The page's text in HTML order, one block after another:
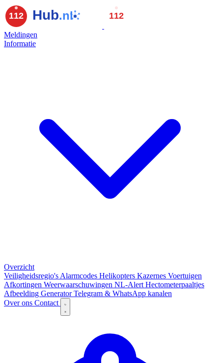
Meldingen
Informatie
Overzicht
Veiligheidsregio's Alarmcodes Helikopters Kazernes Voertuigen
Afkortingen Weerwaarschuwingen NL-Alert Hectometerpaaltjes
Afbeelding GeneratorTelegram & WhatsApp kanalen
Over ons Contact